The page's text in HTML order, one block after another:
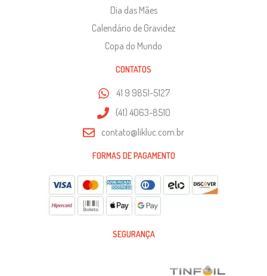
Dia das Mães
Calendário de Gravidez
Copa do Mundo
CONTATOS
41 9 9851-5127
(41) 4063-8510
contato@likluc.com.br
FORMAS DE PAGAMENTO
SEGURANÇA